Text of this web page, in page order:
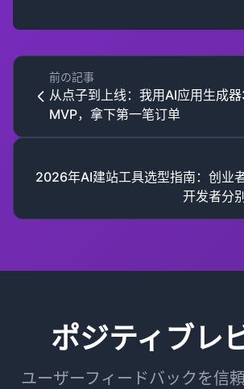
前の記事
从点子到上线：我用AI应用生成
MVP，拿下第一笔订单
2026年AI建站工具选型指南：创业
开发者分
ポジティブレ
ユーザーフィードバックを信